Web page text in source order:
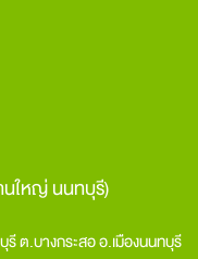
นใหญ่ นนทบุรี)
ต.บางกระสอ อ.เมืองนนทบุรี